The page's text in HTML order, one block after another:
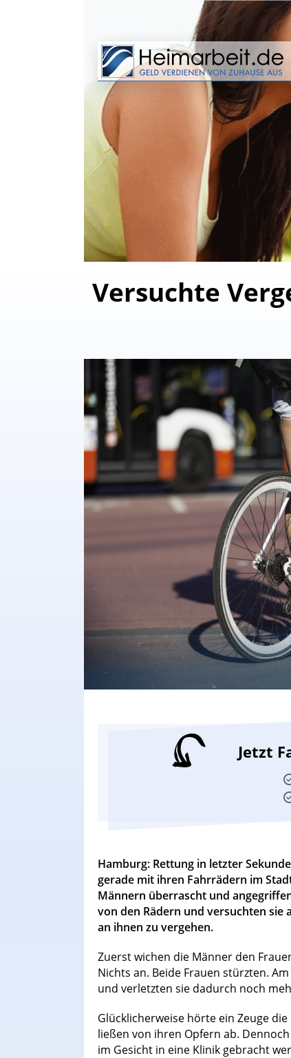
Versuchte
Jetzt
Hamburg: Rettung in letzter
gerade mit ihren Fahrrädern im
Männern überrascht und
von den Rädern und versuchten sie
an ihnen zu vergehen.
Zuerst wichen die Männer den
Nichts an. Beide Frauen stürzten.
und verletzten sie dadurch noch
Glücklicherweise hörte ein Zeuge
ließen von ihren Opfern ab.
im Gesicht in eine Klinik gebracht